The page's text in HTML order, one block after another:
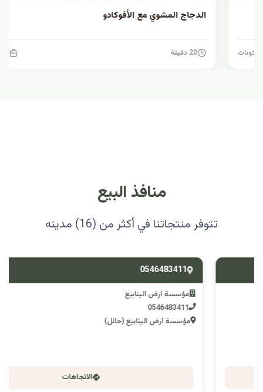
الدجاج المشوي مع الأفوكادو
منافذ البيع
تتوفر منتجاتنا في أكثر من (16) مدينه
0546483411
مؤسسة ارض الينابيع
مؤسسة ارض الينابيع (حائل)